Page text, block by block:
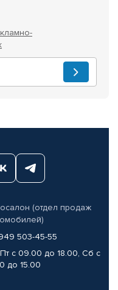
(отдел продаж
503-45-55
с 09.00 до 18.00, Сб с
до 15.00